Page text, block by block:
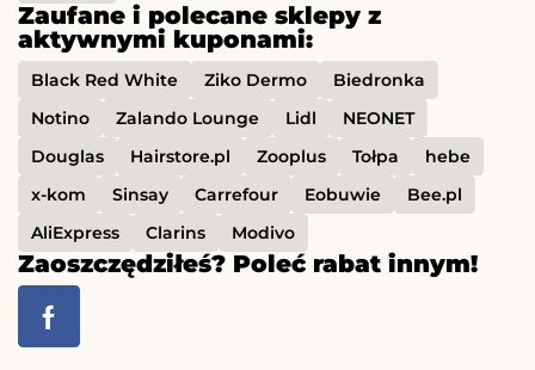
Zaufane i polecane sklepy z
aktywnymi kuponami:
Black Red White Ziko Dermo
Biedronka
Notino
Zalando Lounge Lidl
NEONET
Douglas
Hairstore.pl Zooplus Tołpa
hebe
x-kom
Sinsay Carrefour Eobuwie
Bee.pl
AliExpress
Clarins Modivo
Zaoszczędziłeś? Poleć rabat innym!